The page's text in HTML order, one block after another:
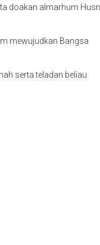
doakan almarhum
mewujudkan Bangsa
serta teladan beliau